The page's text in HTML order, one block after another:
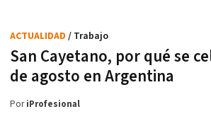
San Cayetano, por qué se
de agosto en Argentina
ACTUALIDAD / Trabajo
PoriProfesional